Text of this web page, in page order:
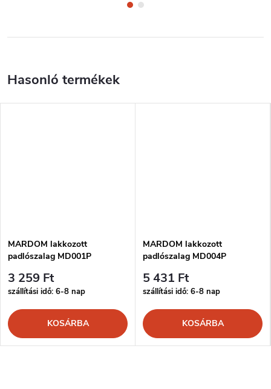
MARDOM lakkozott
padlószalag MD001P
3 259 Ft
szállítási idő: 6-8 nap
KOSÁRBA
MARDOM lakkozott
padlószalag MD004P
5 431 Ft
szállítási idő: 6-8 nap
KOSÁRBA